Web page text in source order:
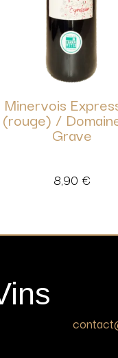
Minervois
(rouge) /
Grave
8,90 €